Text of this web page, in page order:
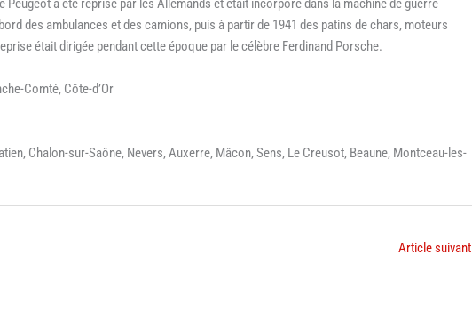
Peugeot a été reprise par les Allemands et était incorporé dans la machine de guerre
des ambulances et des camions, puis à partir de 1941 des patins de chars, moteurs
était dirigée pendant cette époque par le célèbre Ferdinand Porsche.
Comté, Côte-d’Or
Chalon-sur-Saône, Nevers, Auxerre, Mâcon, Sens, Le Creusot, Beaune, Montceau-les-
Article suivant